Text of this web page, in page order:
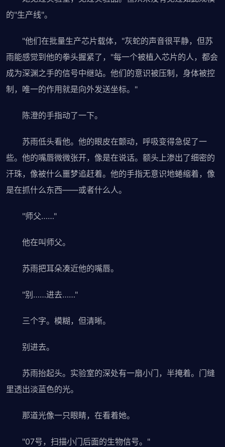
的"生产线"。
"他们在批量生产芯片载体，"灰蛇的声音很平静，但苏
雨能感觉到他的拳头握紧了，"每一个被植入芯片的人，都会
成为深渊之手的信号中继站。他们的意识被压制，身体被控
制，唯一的作用就是向外发送坐标。"
陈澄的手指动了一下。
苏雨低头看他。他的眼皮在颤动，呼吸变得急促了一
些。他的嘴唇微微张开，像是在说话。额头上渗出了细密的
汗珠，像被什么噩梦追赶着。他的手指无意识地蜷缩着，像
是在抓什么东西——或者什么人。
"师父……"
他在叫师父。
苏雨把耳朵凑近他的嘴唇。
"别……进去……"
三个字。模糊，但清晰。
别进去。
苏雨抬起头。实验室的深处有一扇小门，半掩着。门缝
里透出淡蓝色的光。
那道光像一只眼睛，在看着她。
"07号，扫描小门后面的生物信号。"